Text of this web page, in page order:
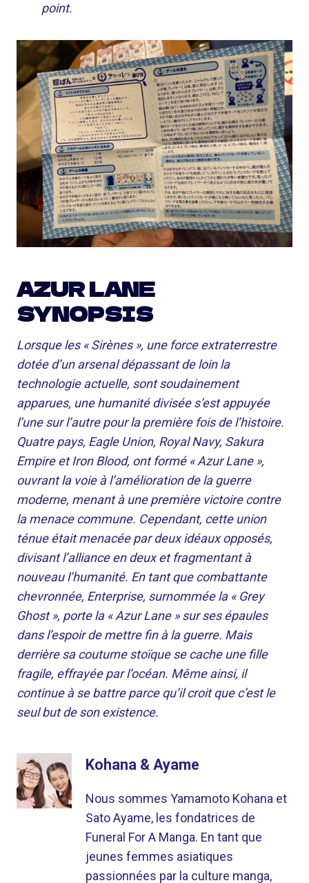
point.
AZUR LANE
SYNOPSIS
Lorsque les « Sirènes », une force extraterrestre
dotée d’un arsenal dépassant de loin la
technologie actuelle, sont soudainement
apparues, une humanité divisée s’est appuyée
l’une sur l’autre pour la première fois de l’histoire.
Quatre pays, Eagle Union, Royal Navy, Sakura
Empire et Iron Blood, ont formé « Azur Lane »,
ouvrant la voie à l’amélioration de la guerre
moderne, menant à une première victoire contre
la menace commune. Cependant, cette union
ténue était menacée par deux idéaux opposés,
divisant l’alliance en deux et fragmentant à
nouveau l’humanité. En tant que combattante
chevronnée, Enterprise, surnommée la « Grey
Ghost », porte la « Azur Lane » sur ses épaules
dans l’espoir de mettre fin à la guerre. Mais
derrière sa coutume stoïque se cache une fille
fragile, effrayée par l’océan. Même ainsi, il
continue à se battre parce qu’il croit que c’est le
seul but de son existence.
Kohana & Ayame
Nous sommes Yamamoto Kohana et
Sato Ayame, les fondatrices de
Funeral For A Manga. En tant que
jeunes femmes asiatiques
passionnées par la culture manga,